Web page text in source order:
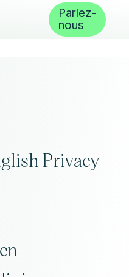
Parlez-
nous
Privacy